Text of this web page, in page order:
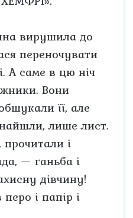
вирушила до
переночувати
А саме в цю ніч
Вони
її, але
лише лист.
і
— ганьба і
дівчину!
і папір і